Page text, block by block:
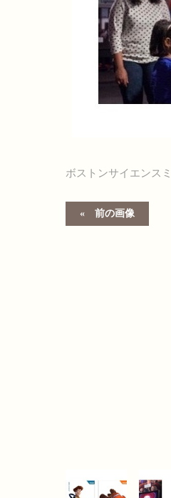
ボストンサイエンス
前の画像